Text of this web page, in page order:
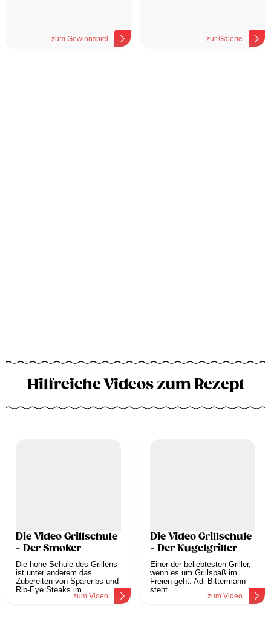
zum Gewinnspiel zur Galerie
Hilfreiche Videos zum Rezept
Die Video Grillschule
- Der Smoker
Die hohe Schule des Grillens
ist unter anderem das
Zubereiten von Spareribs und
Rib-Eye Steaks im...
zum Video
Die Video Grillschule
- Der Kugelgriller
Einer der beliebtesten Griller,
wenn es um Grillspaß im
Freien geht. Adi Bittermann
steht...
zum Video